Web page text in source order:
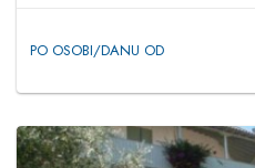
PO OSOBI/DANU OD